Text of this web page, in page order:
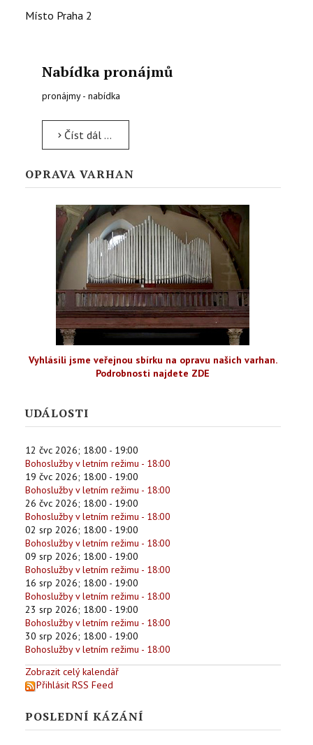
Místo Praha 2
Nabídka pronájmů
pronájmy - nabídka
Číst dál …
OPRAVA VARHAN
Vyhlásili jsme veřejnou sbírku na opravu našich varhan.
Podrobnosti najdete ZDE
UDÁLOSTI
12 čvc 2026; 18:00 - 19:00
Bohoslužby v letním režimu - 18:00
19 čvc 2026; 18:00 - 19:00
Bohoslužby v letním režimu - 18:00
26 čvc 2026; 18:00 - 19:00
Bohoslužby v letním režimu - 18:00
02 srp 2026; 18:00 - 19:00
Bohoslužby v letním režimu - 18:00
09 srp 2026; 18:00 - 19:00
Bohoslužby v letním režimu - 18:00
16 srp 2026; 18:00 - 19:00
Bohoslužby v letním režimu - 18:00
23 srp 2026; 18:00 - 19:00
Bohoslužby v letním režimu - 18:00
30 srp 2026; 18:00 - 19:00
Bohoslužby v letním režimu - 18:00
Zobrazit celý kalendář
Přihlásit RSS Feed
POSLEDNÍ KÁZÁNÍ